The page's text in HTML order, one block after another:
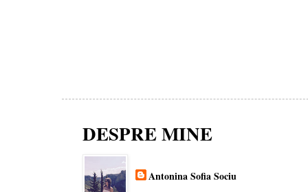
DESPRE MINE
Antonina Sofia Sociu